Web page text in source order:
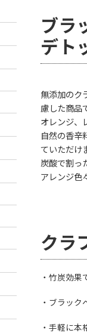
ブラ
デト
無添加のク
慮した商品
オレンジ、
自然の香辛
ていただけ
炭酸で割っ
アレンジ色
クラ
・竹炭効果
・ブラック
・手軽に本